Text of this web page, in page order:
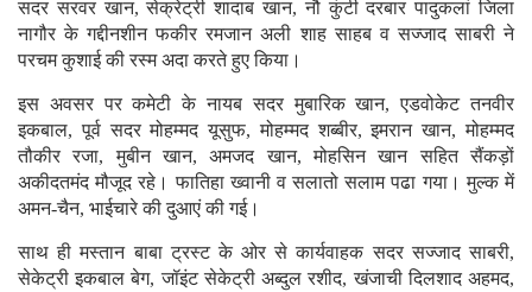
सदर सरवर खान, सेक्रेट्री शादाब खान, नौ कुंटी दरबार पादुकलां जिला
नागौर के गद्दीनशीन फकीर रमजान अली शाह साहब व सज्जाद साबरी ने
परचम कुशाई की रस्म अदा करते हुए किया।
इस अवसर पर कमेटी के नायब सदर मुबारिक खान, एडवोकेट तनवीर
इकबाल, पूर्व सदर मोहम्मद यूसुफ, मोहम्मद शब्बीर, इमरान खान, मोहम्मद
तौकीर रजा, मुबीन खान, अमजद खान, मोहसिन खान सहित सैंकड़ों
अकीदतमंद मौजूद रहे। फातिहा ख्वानी व सलातो सलाम पढा गया। मुल्क में
अमन-चैन, भाईचारे की दुआएं की गई।
साथ ही मस्तान बाबा ट्रस्ट के ओर से कार्यवाहक सदर सज्जाद साबरी,
सेकेट्री इकबाल बेग, जॉइंट सेकेट्री अब्दुल रशीद, खंजाची दिलशाद अहमद,